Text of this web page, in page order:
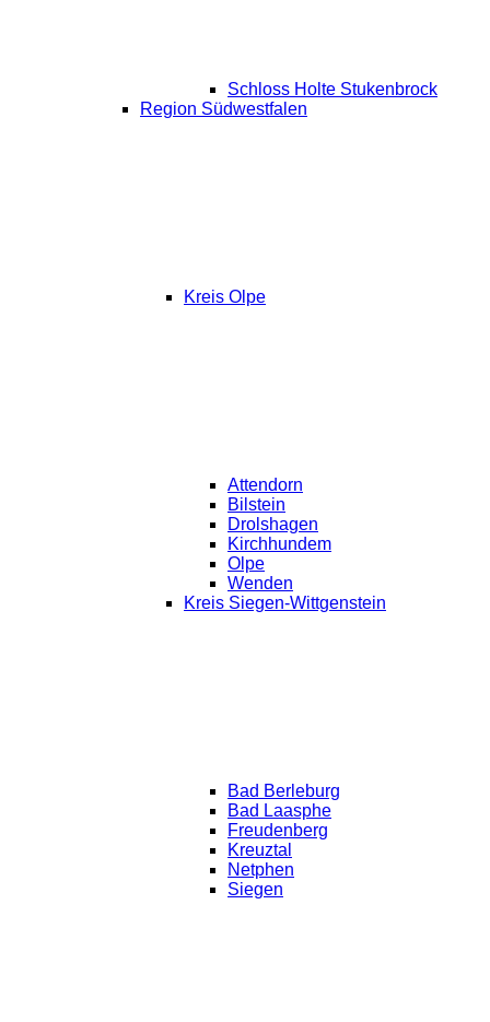
Schloss Holte Stukenbrock
Region Südwestfalen
Kreis Olpe
Attendorn
Bilstein
Drolshagen
Kirchhundem
Olpe
Wenden
Kreis Siegen-Wittgenstein
Bad Berleburg
Bad Laasphe
Freudenberg
Kreuztal
Netphen
Siegen